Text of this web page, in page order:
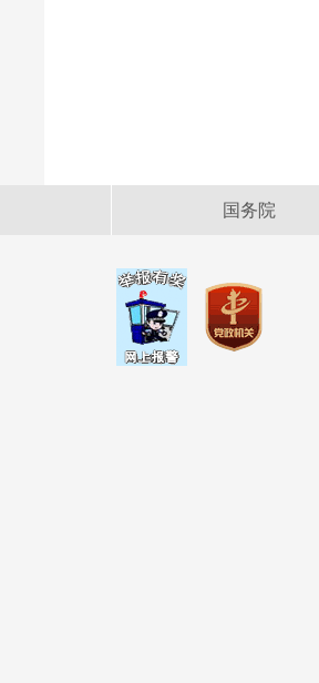
国务院